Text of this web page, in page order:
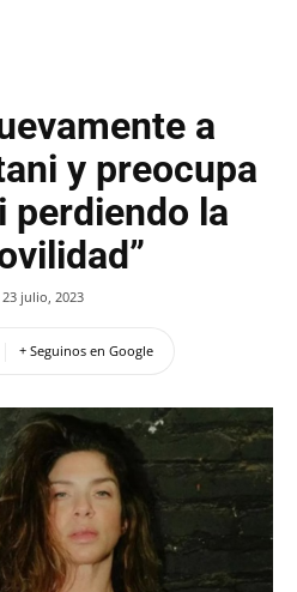
a
y preocupa
perdiendo la
23 julio, 2023
+ Seguinos en Google